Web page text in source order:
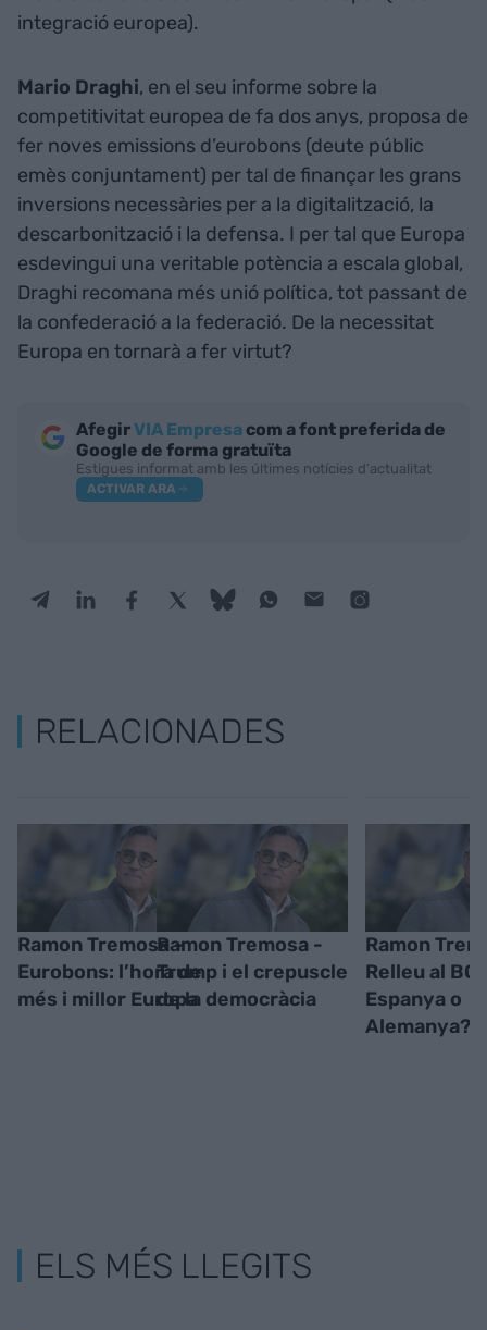
integració europea).
Mario Draghi, en el seu informe sobre la
competitivitat europea de fa dos anys, proposa de
fer noves emissions d’eurobons (deute públic
emès conjuntament) per tal de finançar les grans
inversions necessàries per a la digitalització, la
descarbonització i la defensa. I per tal que Europa
esdevingui una veritable potència a escala global,
Draghi recomana més unió política, tot passant de
la confederació a la federació. De la necessitat
Europa en tornarà a fer virtut?
AfegirVIA Empresa com a font preferida de
Google de forma gratuïta
Estigues informat amb les últimes notícies d'actualitat
ACTIVAR ARA
RELACIONADES
Ramon Tremosa -
Eurobons: l’hora de
més i millor Europa
Ramon Tremosa -
Trump i el crepuscle
de la democràcia
Ramon
Relleu al
Espanya o
Alemanya?
ELS MÉS LLEGITS